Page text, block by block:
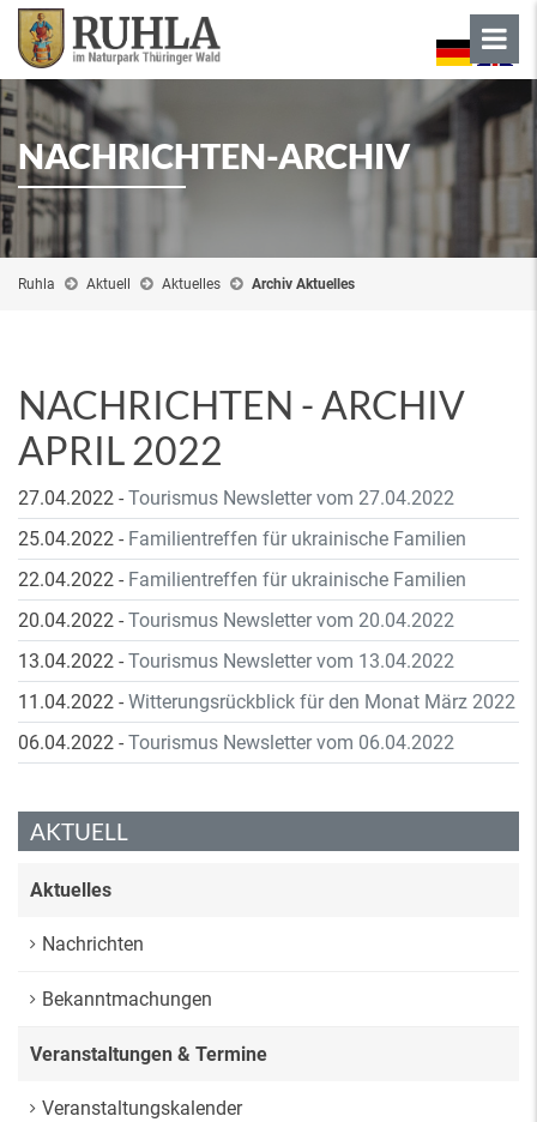
NACHRICHTEN-ARCHIV
Ruhla Aktuell Aktuelles Archiv Aktuelles
NACHRICHTEN - ARCHIV
APRIL 2022
27.04.2022 - Tourismus Newsletter vom 27.04.2022
25.04.2022 - Familientreffen für ukrainische Familien
22.04.2022 - Familientreffen für ukrainische Familien
20.04.2022 - Tourismus Newsletter vom 20.04.2022
13.04.2022 - Tourismus Newsletter vom 13.04.2022
11.04.2022 - Witterungsrückblick für den Monat März 2022
06.04.2022 - Tourismus Newsletter vom 06.04.2022
AKTUELL
Aktuelles
Nachrichten
Bekanntmachungen
Veranstaltungen & Termine
Veranstaltungskalender